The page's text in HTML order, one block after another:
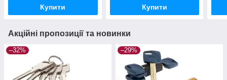
Купити Купити
Акційні пропозиції та новинки
–32% –29%